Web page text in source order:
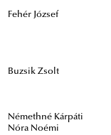
Fehér József
Buzsik Zsolt
Némethné Kárpáti
Nóra Noémi